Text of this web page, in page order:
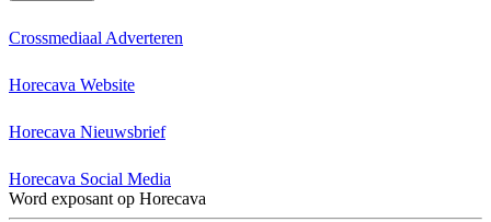
Crossmediaal Adverteren
Horecava Website
Horecava Nieuwsbrief
Horecava Social Media
Word exposant op Horecava